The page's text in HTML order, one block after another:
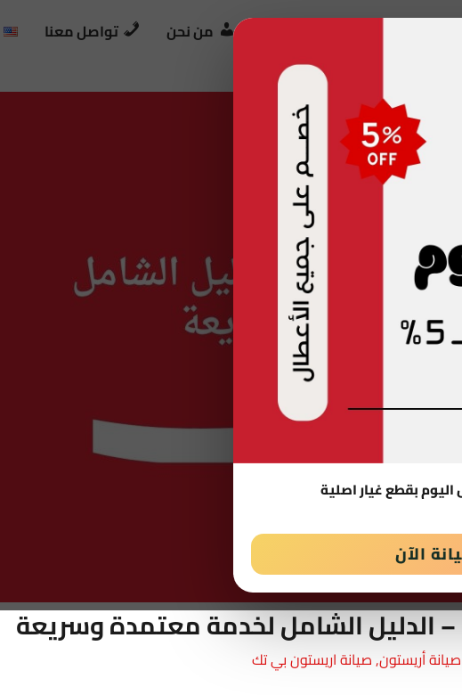
بقطع غيار اصلية
الآن
من نحن تواصل معنا
الدليل الشامل لخدمة معتمدة وسريعة
صيانة أريستون,صيانة اريستون بي تك